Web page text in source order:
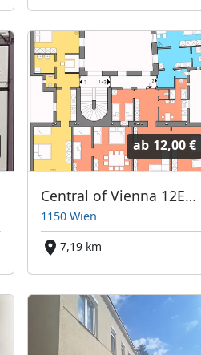
ab 12,00 €
Central of Vienna 12Eur/bed + Highspeed Internet + parking
1150 Wien
7,19 km